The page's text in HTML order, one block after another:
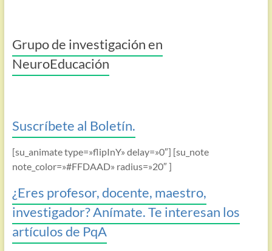
Grupo de investigación en
NeuroEducación
Suscríbete al Boletín.
[su_animate type=»flipInY» delay=»0″] [su_note
note_color=»#FFDAAD» radius=»20″ ]
¿Eres profesor, docente, maestro,
investigador? Anímate. Te interesan los
artículos de PqA